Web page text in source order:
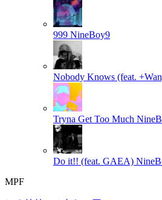
999 NineBoy9
Nobody Knows (feat.
Tryna Get Too Much
Do it!! (feat. GAEA)
MPF